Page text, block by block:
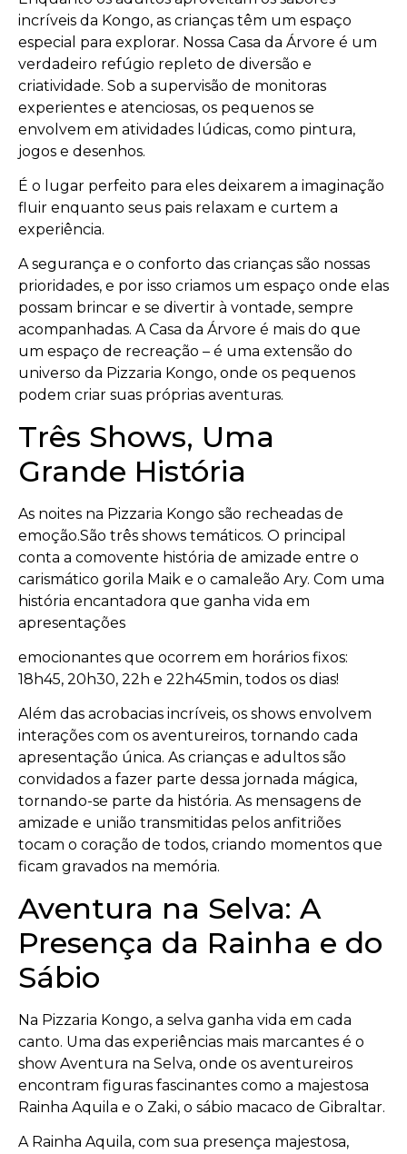
incríveis da Kongo, as crianças têm um espaço
especial para explorar. Nossa Casa da Árvore é um
verdadeiro refúgio repleto de diversão e
criatividade. Sob a supervisão de monitoras
experientes e atenciosas, os pequenos se
envolvem em atividades lúdicas, como pintura,
jogos e desenhos.
É o lugar perfeito para eles deixarem a imaginação
fluir enquanto seus pais relaxam e curtem a
experiência.
A segurança e o conforto das crianças são nossas
prioridades, e por isso criamos um espaço onde elas
possam brincar e se divertir à vontade, sempre
acompanhadas. A Casa da Árvore é mais do que
um espaço de recreação – é uma extensão do
universo da Pizzaria Kongo, onde os pequenos
podem criar suas próprias aventuras.
Três Shows, Uma
Grande História
As noites na Pizzaria Kongo são recheadas de
emoção.São três shows temáticos. O principal
conta a comovente história de amizade entre o
carismático gorila Maik e o camaleão Ary. Com uma
história encantadora que ganha vida em
apresentações
emocionantes que ocorrem em horários fixos:
18h45, 20h30, 22h e 22h45min, todos os dias!
Além das acrobacias incríveis, os shows envolvem
interações com os aventureiros, tornando cada
apresentação única. As crianças e adultos são
convidados a fazer parte dessa jornada mágica,
tornando-se parte da história. As mensagens de
amizade e união transmitidas pelos anfitriões
tocam o coração de todos, criando momentos que
ficam gravados na memória.
Aventura na Selva: A
Presença da Rainha e do
Sábio
Na Pizzaria Kongo, a selva ganha vida em cada
canto. Uma das experiências mais marcantes é o
show Aventura na Selva, onde os aventureiros
encontram figuras fascinantes como a majestosa
Rainha Aquila e o Zaki, o sábio macaco de Gibraltar.
A Rainha Aquila, com sua presença majestosa,